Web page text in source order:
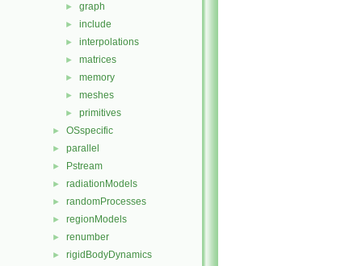
► graph
► include
► interpolations
► matrices
► memory
► meshes
► primitives
► OSspecific
► parallel
► Pstream
► radiationModels
► randomProcesses
► regionModels
► renumber
► rigidBodyDynamics